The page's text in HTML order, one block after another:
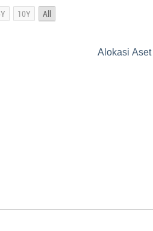
Alokasi Aset